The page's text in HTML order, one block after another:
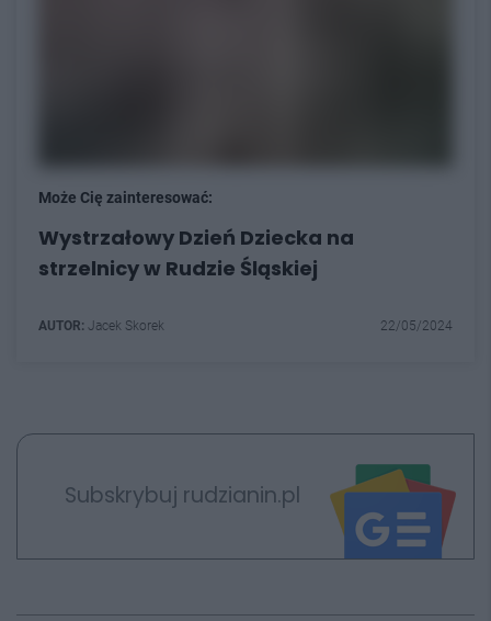
Może Cię zainteresować:
Wystrzałowy Dzień Dziecka na
strzelnicy w Rudzie Śląskiej
AUTOR: Jacek Skorek 22/05/2024
Subskrybuj rudzianin.pl